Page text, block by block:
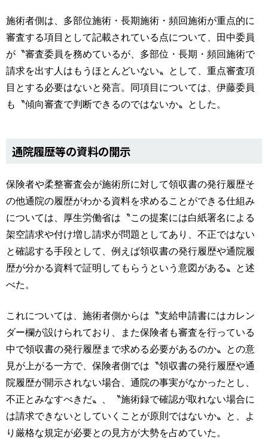
施術者側は、多部位施術・長期施術・頻回施術が重点的に
審査する項目として記載されている点について、田中委員
が〝審査委員を務めているが、多部位・長期・頻回施術で
請求を出す人はもうほとんどいない〟として、重点審査項
目とする必要はないと発言。同項目については、伊藤委員
も〝傾向審査で判断できるのではないか〟とした。
通院履歴等の資料の開示
保険者や柔整審査会が施術所に対して領収書の発行履歴そ
の他通院の履歴がわかる資料を求めることができる仕組み
については、厚生労働省は〝この提案には白紙署名による
架空請求や付け増し請求が問題としてあり、不正ではない
と確認する手段として、例えば領収書の発行履歴や通院履
歴が分かる資料で証明してもらうという意図がある〟と述
べた。
これについては、施術者側からは〝支給申請書にはカレン
ダー欄が設けられており、また保険者も審査を行っている
中で領収書の発行履歴まで求める必要があるのか〟との意
見が上がる一方で、保険者側では〝領収書の発行履歴や通
院履歴が開示されない場合、通院の事実がなかったとし、
不正とみなすべきだ〟、〝施術録で確認が取れない場合に
は請求できないとしていくことが原則ではないか〟と、よ
り厳格な規定が必要との見方が大勢を占めていた。